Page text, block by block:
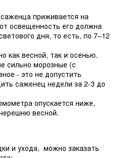
приживается на
освещенность его должна
дня, то есть, по 7–12
как весной, так и осенью.
сильно морозные (с
- это не допустить
саженец недели за 2-3 до
опускается ниже,
весной.
и ухода, можно заказать